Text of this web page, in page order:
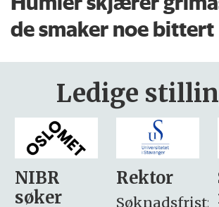
de smaker noe bittert
Ledige
Rektor
Søknadsfrist:
innen